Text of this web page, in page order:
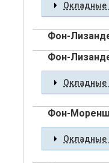
Окладные
Фон-
Фон-
Окладные
Фон-
Окладные